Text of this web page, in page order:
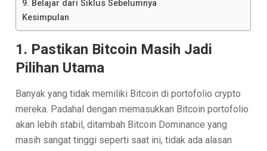
9. Belajar dari Siklus Sebelumnya
Kesimpulan
1. Pastikan Bitcoin Masih Jadi
Pilihan Utama
Banyak yang tidak memiliki Bitcoin di portofolio crypto
mereka. Padahal dengan memasukkan Bitcoin portofolio
akan lebih stabil, ditambah Bitcoin Dominance yang
masih sangat tinggi seperti saat ini, tidak ada alasan